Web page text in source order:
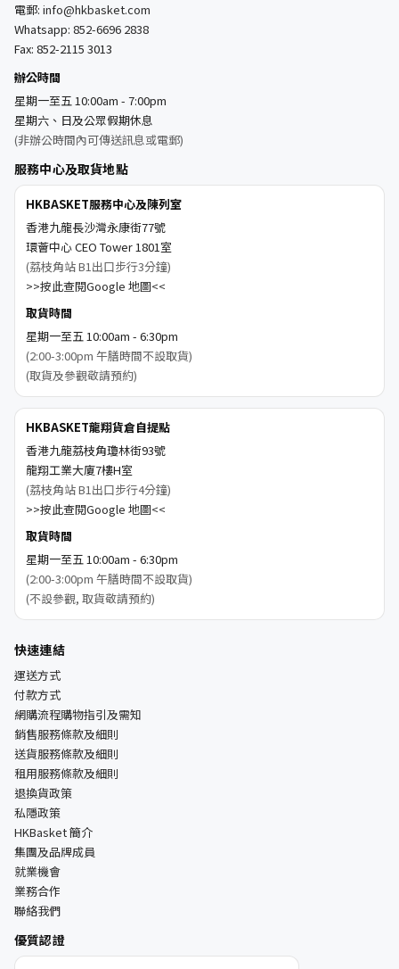
電郵: info@hkbasket.com
Whatsapp: 852-6696 2838
Fax: 852-2115 3013
辦公時間
星期一至五 10:00am - 7:00pm
星期六、日及公眾假期休息
(非辦公時間內可傳送訊息或電郵)
服務中心及取貨地點
HKBASKET服務中心及陳列室
香港九龍長沙灣永康街77號
環薈中心 CEO Tower 1801室
(荔枝角站 B1出口步行3分鐘)
>>按此查閱Google 地圖<<
取貨時間
星期一至五 10:00am - 6:30pm
(2:00-3:00pm 午膳時間不設取貨)
(取貨及參觀敬請預約)
HKBASKET龍翔貨倉自提點
香港九龍荔枝角瓊林街93號
龍翔工業大廈7樓H室
(荔枝角站 B1出口步行4分鐘)
>>按此查閱Google 地圖<<
取貨時間
星期一至五 10:00am - 6:30pm
(2:00-3:00pm 午膳時間不設取貨)
(不設參觀, 取貨敬請預約)
快速連結
運送方式
付款方式
網購流程購物指引及需知
銷售服務條款及細則
送貨服務條款及細則
租用服務條款及細則
退換貨政策
私隱政策
HKBasket 簡介
集團及品牌成員
就業機會
業務合作
聯絡我們
優質認證